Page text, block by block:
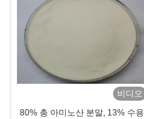
비디오
80% 총 아미노산 분말, 13% 수용